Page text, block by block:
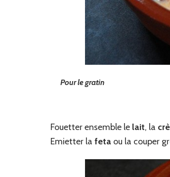
Pour le gratin
Fouetter ensemble le lait, la
Emietter la feta ou la couper